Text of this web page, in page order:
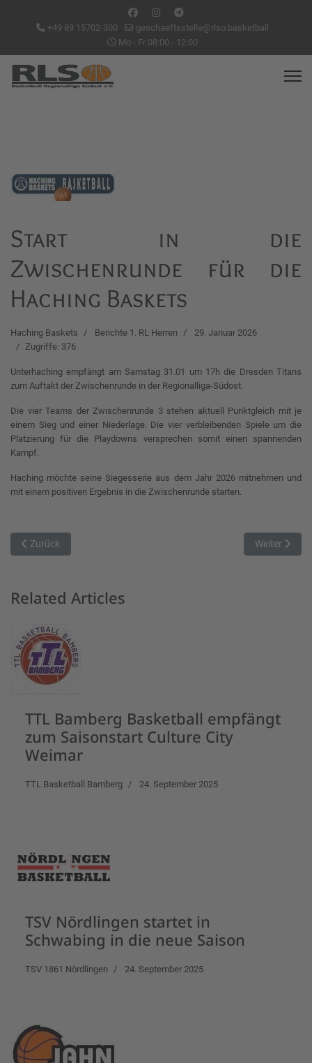
+49 89 15702-300
geschaeftsstelle@rlso.basketball
Mo - Fr 08:00 - 12:00
Start in die
Zwischenrunde für die
Haching Baskets
Haching Baskets Berichte 1. RL Herren
29. Januar 2026
Zugriffe: 376
Unterhaching empfängt am Samstag 31.01 um 17h die Dresden Titans
zum Auftakt der Zwischenrunde in der Regionalliga-Südost.
Die vier Teams der Zwischenrunde 3 stehen aktuell Punktgleich mit je
einem Sieg und einer Niederlage. Die vier verbleibenden Spiele um die
Platzierung für die Playdowns versprechen somit einen spannenden
Kampf.
Haching möchte seine Siegesserie aus dem Jahr 2026 mitnehmen und
mit einem positiven Ergebnis in die Zwischenrunde starten.
Vorheriger Beitrag: Rockets starten in Zwischenrunde –
Zurück Nächster
Weiter
Related Articles
TTL Bamberg Basketball empfängt
zum Saisonstart Culture City
Weimar
TTL Basketball Bamberg 24. September 2025
TSV Nördlingen startet in
Schwabing in die neue Saison
TSV 1861 Nördlingen 24. September 2025